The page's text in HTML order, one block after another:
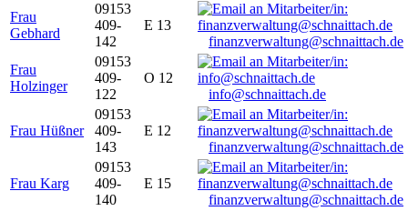
Frau
Gebhard
09153
409-
142
E 13
finanzverwaltung@schnaittach.de
Frau
Holzinger
09153
409-
122
O 12
info@schnaittach.de
Frau Hüßner
09153
409-
143
E 12
finanzverwaltung@schnaittach.de
Frau Karg
09153
409-
140
E 15
finanzverwaltung@schnaittach.de